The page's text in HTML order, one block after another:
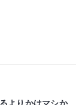
よりかはマシか…